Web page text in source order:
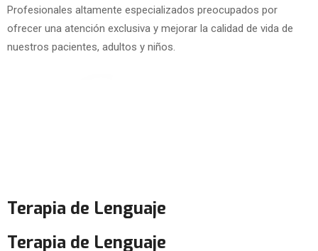
Profesionales altamente especializados preocupados por
ofrecer una atención exclusiva y mejorar la calidad de vida de
nuestros pacientes, adultos y niños.
Terapia de Lenguaje
Terapia de Lenguaje